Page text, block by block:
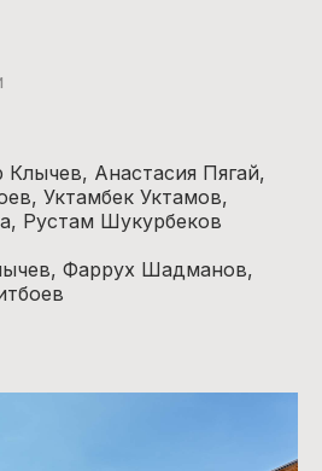
Клычев, Анастасия Пягай,
Уктамбек Уктамов,
Рустам Шукурбеков
Фаррух Шадманов,